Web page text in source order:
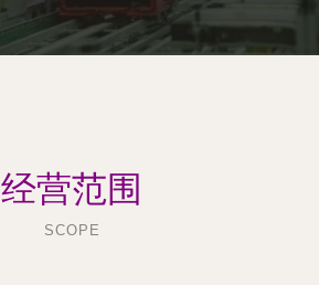
经营范围
SCOPE